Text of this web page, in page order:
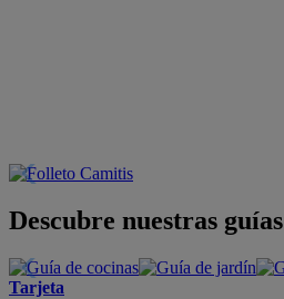
Descubre nuestras guías
Tarjeta